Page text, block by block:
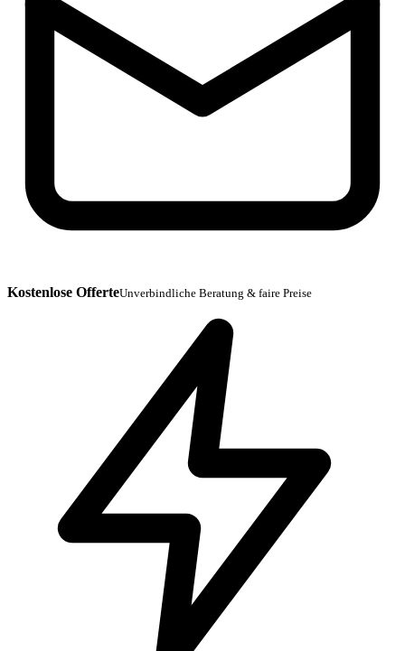
Kostenlose OfferteUnverbindliche Beratung & faire Preise